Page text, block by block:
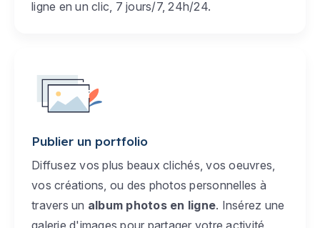
ligne en un clic, 7 jours/7, 24h/24.
Publier un portfolio
Diffusez vos plus beaux clichés, vos oeuvres,
vos créations, ou des photos personnelles à
travers un album photos en ligne. Insérez une
galerie d'images pour partager votre activité,